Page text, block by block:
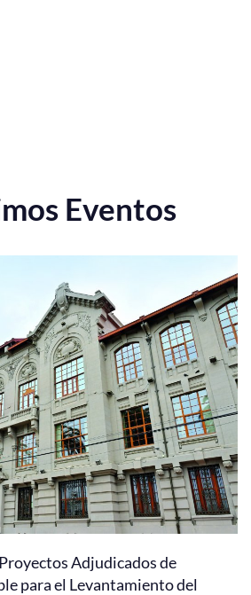
Eventos
Adjudicados de
para el Levantamiento del